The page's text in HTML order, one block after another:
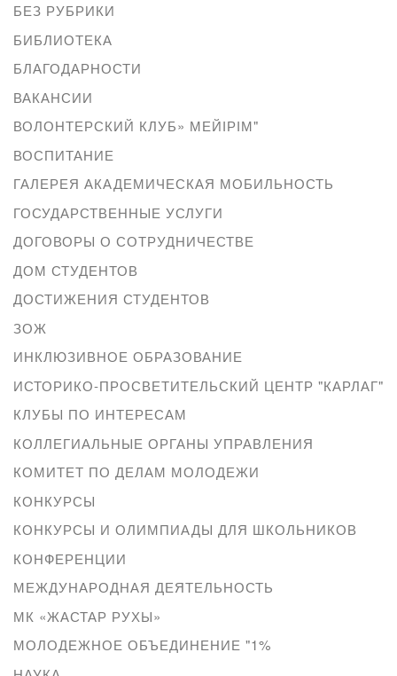
БЕЗ РУБРИКИ
БИБЛИОТЕКА
БЛАГОДАРНОСТИ
ВАКАНСИИ
ВОЛОНТЕРСКИЙ КЛУБ» МЕЙІРІМ"
ВОСПИТАНИЕ
ГАЛЕРЕЯ АКАДЕМИЧЕСКАЯ МОБИЛЬНОСТЬ
ГОСУДАРСТВЕННЫЕ УСЛУГИ
ДОГОВОРЫ О СОТРУДНИЧЕСТВЕ
ДОМ СТУДЕНТОВ
ДОСТИЖЕНИЯ СТУДЕНТОВ
ЗОЖ
ИНКЛЮЗИВНОЕ ОБРАЗОВАНИЕ
ИСТОРИКО-ПРОСВЕТИТЕЛЬСКИЙ ЦЕНТР "КАРЛАГ"
КЛУБЫ ПО ИНТЕРЕСАМ
КОЛЛЕГИАЛЬНЫЕ ОРГАНЫ УПРАВЛЕНИЯ
КОМИТЕТ ПО ДЕЛАМ МОЛОДЕЖИ
КОНКУРСЫ
КОНКУРСЫ И ОЛИМПИАДЫ ДЛЯ ШКОЛЬНИКОВ
КОНФЕРЕНЦИИ
МЕЖДУНАРОДНАЯ ДЕЯТЕЛЬНОСТЬ
МК «ЖАСТАР РУХЫ»
МОЛОДЕЖНОЕ ОБЪЕДИНЕНИЕ "1%